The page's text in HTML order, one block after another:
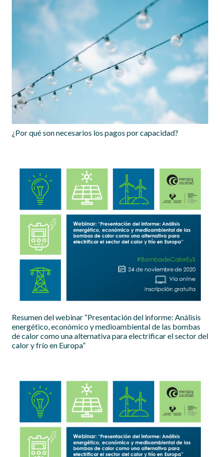
¿Por qué son necesarios los pagos por capacidad?
Resumen del webinar “Presentación del informe: Análisis
energético, económico y medioambiental de las bombas
de calor como una alternativa para electrificar el sector del
calor y frío en Europa”